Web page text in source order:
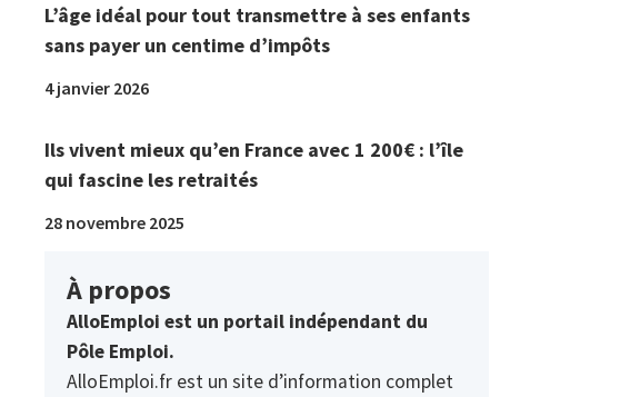
L’âge idéal pour tout transmettre à ses enfants
sans payer un centime d’impôts
4 janvier 2026
Ils vivent mieux qu’en France avec 1 200€ : l’île
qui fascine les retraités
28 novembre 2025
À propos
AlloEmploi est un portail indépendant du
Pôle Emploi.
AlloEmploi.fr est un site d’information complet